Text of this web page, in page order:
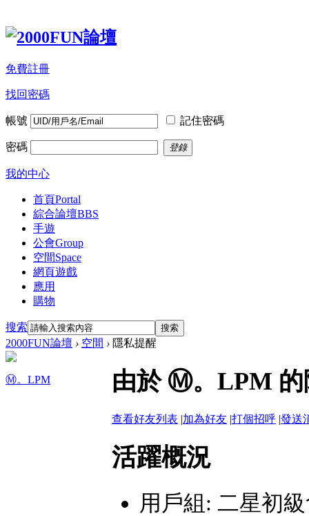
免費註冊
找回密碼
帳號 記住密碼
密碼 登錄
我的中心
首頁Portal
綜合論壇BBS
手遊
公會Group
空間Space
網頁遊戲
應用
購物
搜索 搜索
2000FUN論壇 › 空間 › 隱私提醒
Ⓜ。LPM 由於 Ⓜ。LPM 的
查看好友列表 |加為好友 |打個招呼 |發送
活躍概況
用戶組: 二星初